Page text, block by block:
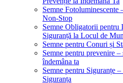
Semne
Non-Stop
Semne Obligatorii
Siguranță la Locul de
Semne pentru Conuri și
Semne pentru prevenire
îndemâna ta
Semne pentru Siguranțe
Siguranța